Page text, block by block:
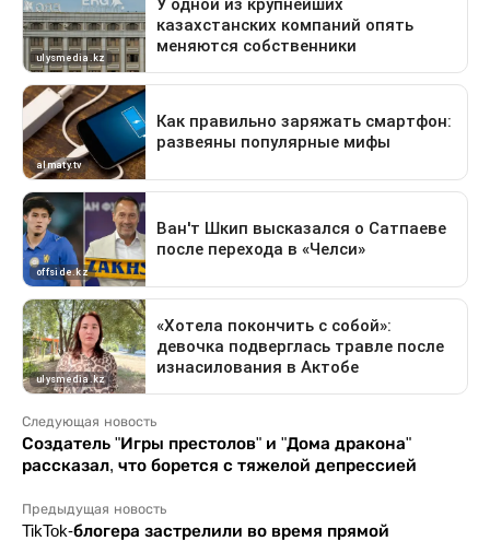
Следующая новость
Создатель "Игры престолов" и "Дома дракона"
рассказал, что борется с тяжелой депрессией
Предыдущая новость
TikTok-блогера застрелили во время прямой